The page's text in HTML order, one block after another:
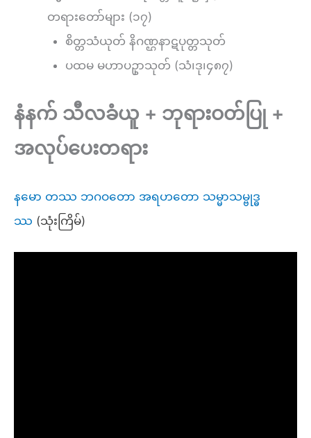
တရားတော်များ (၁၇)
စိတ္တသံယုတ် နိဂဏ္ဌနာဋပုတ္တသုတ်
ပထမ မဟာပဥှာသုတ် (သံ၊ဒု၊၄၈၇)
နံနက် သီလခံယူ + ဘုရားဝတ်ပြု +
အလုပ်ပေးတရား
နမော တဿ ဘဂဝတော အရဟတော သမ္မာသမ္ဗုဒ္ဓ
ဿ (သုံးကြိမ်)